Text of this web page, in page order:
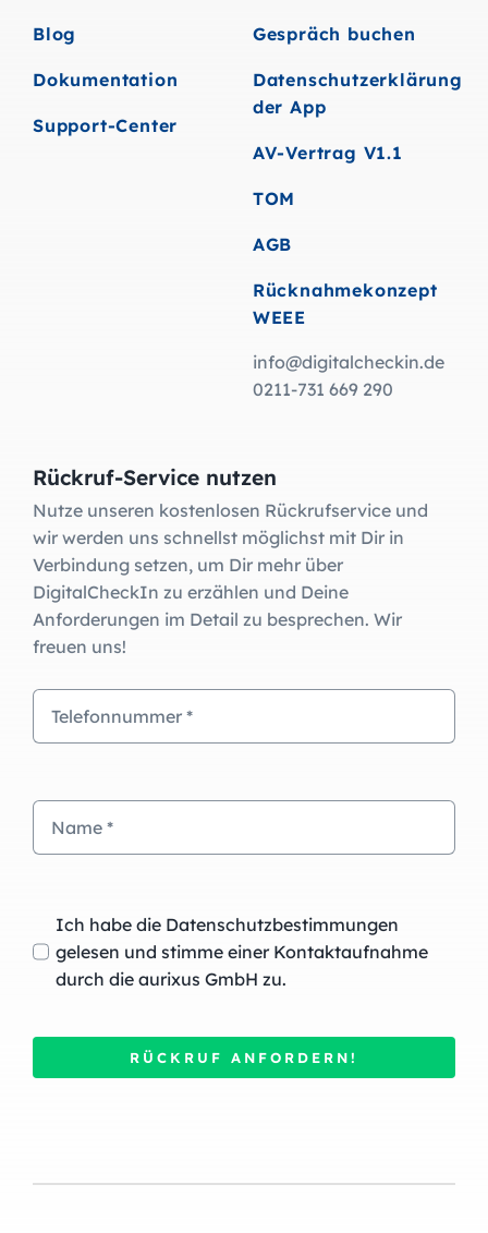
Blog
Dokumentation
Support-Center
Gespräch buchen
Datenschutzerklärung
der App
AV-Vertrag V1.1
TOM
AGB
Rücknahmekonzept
WEEE
info@digitalcheckin.de
0211-731 669 290
Rückruf-Service nutzen
Nutze unseren kostenlosen Rückrufservice und
wir werden uns schnellst möglichst mit Dir in
Verbindung setzen, um Dir mehr über
DigitalCheckIn zu erzählen und Deine
Anforderungen im Detail zu besprechen. Wir
freuen uns!
Ich habe die Datenschutzbestimmungen
gelesen und stimme einer Kontaktaufnahme
durch die aurixus GmbH zu.
RÜCKRUF ANFORDERN!